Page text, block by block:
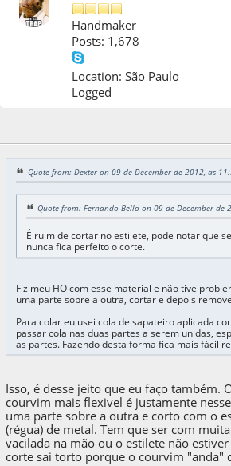
Handmaker
Posts: 1,678
Location: São Paulo
Logged
Quote from: Dexter on 09 de December de 2012, as
Quote from: Fernando Bello on 09 de December de
É ruim de cortar no estilete, pode notar que
nunca fica perfeito o corte.
Fiz meu HO com esse material e não tive
uma parte sobre a outra, cortar e depois
Para colar eu usei cola de sapateiro aplicada
passar cola nas duas partes a serem unidas,
as partes. Fazendo desta forma fica mais fácil
Isso, é desse jeito que eu faço também.
courvim mais flexivel é justamente
uma parte sobre a outra e corto com o
(régua) de metal. Tem que ser com
vacilada na mão ou o estilete não
corte sai torto porque o courvim "anda"